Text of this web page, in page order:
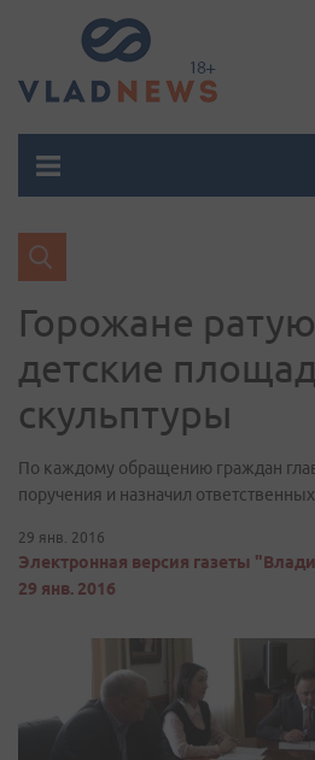
Горожане
детские
скульптуры
По каждому обращению граждан
поручения и назначил
29 янв. 2016
Электронная версия газеты
29 янв. 2016